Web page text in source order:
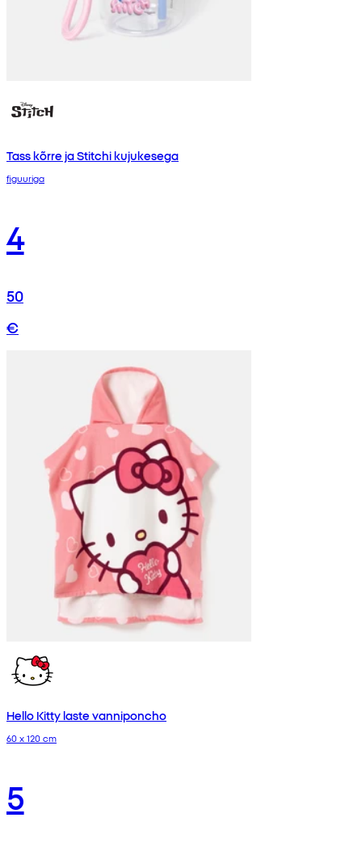
Tass kõrre ja Stitchi kujukesega
figuuriga
4
50
€
Hello Kitty laste vanniponcho
60 x 120 cm
5